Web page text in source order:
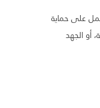
على حماية
أو الجهد